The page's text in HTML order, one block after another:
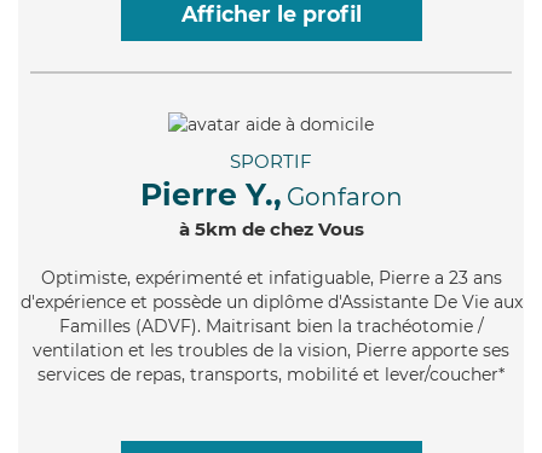
Afficher le profil
SPORTIF
Pierre Y., Gonfaron
à 5km de chez Vous
Optimiste, expérimenté et infatiguable, Pierre a 23 ans
d'expérience et possède un diplôme d'Assistante De Vie aux
Familles (ADVF). Maitrisant bien la trachéotomie /
ventilation et les troubles de la vision, Pierre apporte ses
services de repas, transports, mobilité et lever/coucher*